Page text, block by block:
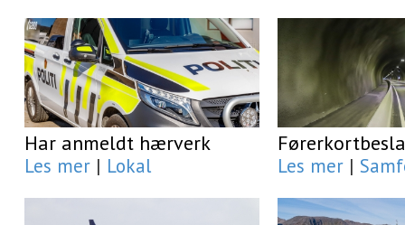
Har anmeldt hærverk
Les mer | Lokal Les mer |